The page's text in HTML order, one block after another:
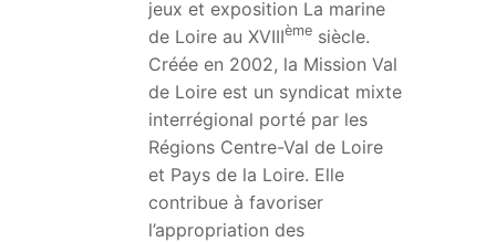
jeux et exposition La marine
de Loire au XVIIIème siècle.
Créée en 2002, la Mission Val
de Loire est un syndicat mixte
interrégional porté par les
Régions Centre-Val de Loire
et Pays de la Loire. Elle
contribue à favoriser
l’appropriation des